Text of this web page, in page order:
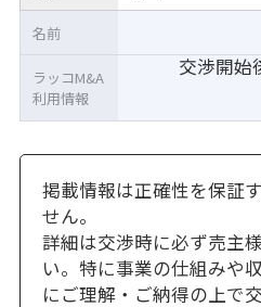
交渉開始
名前
ラッコM&A
利用情報
掲載情報は正確性を保証
せん。
詳細は交渉時に必ず売主
い。特に事業の仕組みや
にご理解・ご納得の上で